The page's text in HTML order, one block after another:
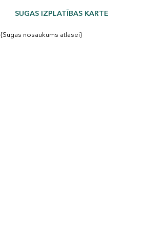
SUGAS IZPLATĪBAS KARTE
{Sugas nosaukums atlasei}